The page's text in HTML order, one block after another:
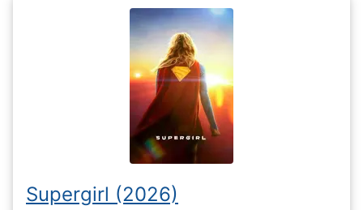
Supergirl (2026)